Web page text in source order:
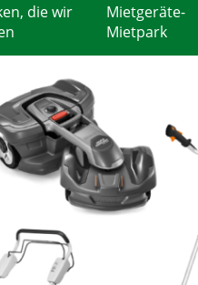
die wir
Mietgeräte-
Mietpark